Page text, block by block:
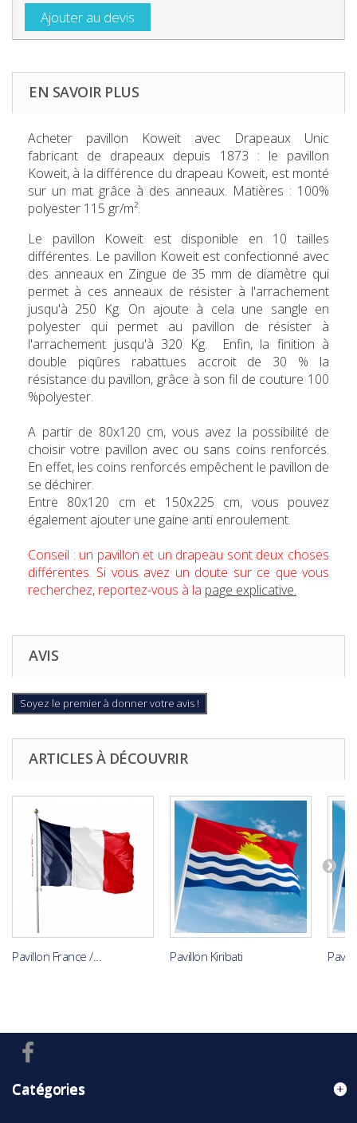
Ajouter au devis
EN SAVOIR PLUS
Acheter pavillon Koweit avec Drapeaux Unic
fabricant de drapeaux depuis 1873 : le pavillon
Koweit, à la différence du drapeau Koweit, est monté
sur un mat grâce à des anneaux. Matières : 100%
polyester 115 gr/m².
Le pavillon Koweit est disponible en 10 tailles
différentes. Le pavillon Koweit est confectionné avec
des anneaux en Zingue de 35 mm de diamètre qui
permet à ces anneaux de résister à l'arrachement
jusqu'à 250 Kg. On ajoute à cela une sangle en
polyester qui permet au pavillon de résister à
l'arrachement jusqu'à 320 Kg. Enfin, la finition à
double piqûres rabattues accroit de 30 % la
résistance du pavillon, grâce à son fil de couture 100
%polyester.
A partir de 80x120 cm, vous avez la possibilité de
choisir votre pavillon avec ou sans coins renforcés.
En effet, les coins renforcés empêchent le pavillon de
se déchirer.
Entre 80x120 cm et 150x225 cm, vous pouvez
également ajouter une gaine anti enroulement.
Conseil : un pavillon et un drapeau sont deux choses
différentes. Si vous avez un doute sur ce que vous
recherchez, reportez-vous à la page explicative.
AVIS
Soyez le premier à donner votre avis !
ARTICLES À DÉCOUVRIR
Pavillon France /... Pavillon Kiribati
Catégories